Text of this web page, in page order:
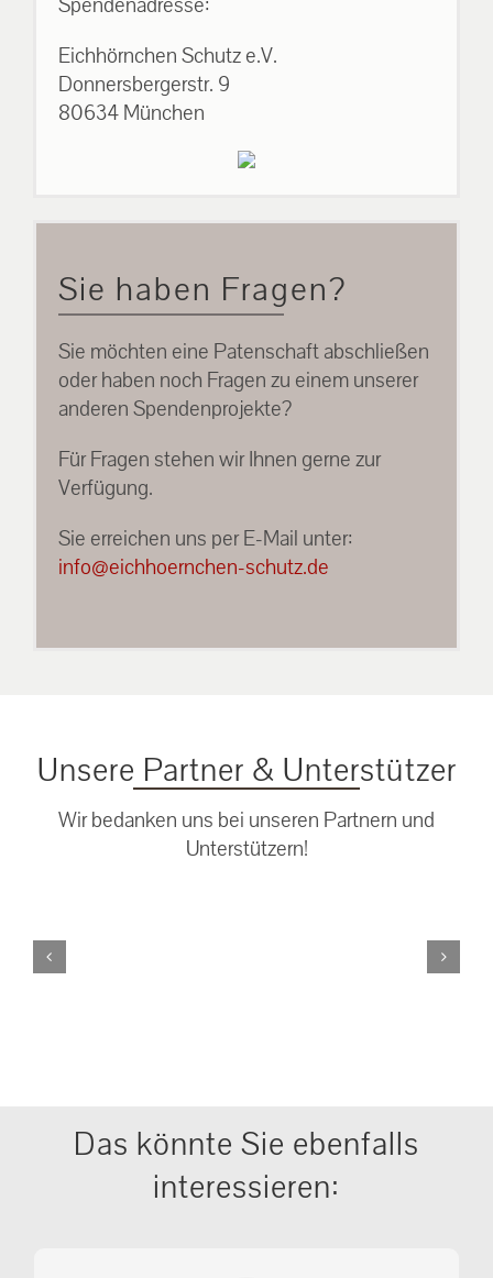
Eichhörnchen Schutz e.V.
Donnersbergerstr. 9
80634 München
Sie haben Fragen?
Sie möchten eine Patenschaft abschließen
oder haben noch Fragen zu einem unserer
anderen Spendenprojekte?
Für Fragen stehen wir Ihnen gerne zur
Verfügung.
Sie erreichen uns per E-Mail unter:
info@eichhoernchen-schutz.de
Unsere Partner & Unterstützer
Wir bedanken uns bei unseren Partnern und
Unterstützern!
Das könnte Sie ebenfalls
interessieren: